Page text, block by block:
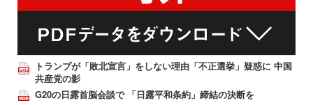
トランプが「敗北宣言」をしない理由「不正選挙」疑惑に 中国
共産党の影
G20の日露首脳会談で 「日露平和条約」締結の決断を